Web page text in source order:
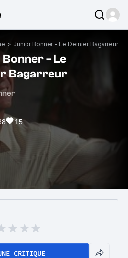
> Junior Bonner - Le Dernier Bagarreur
- Le
Bagarreur
15
CRITIQUE